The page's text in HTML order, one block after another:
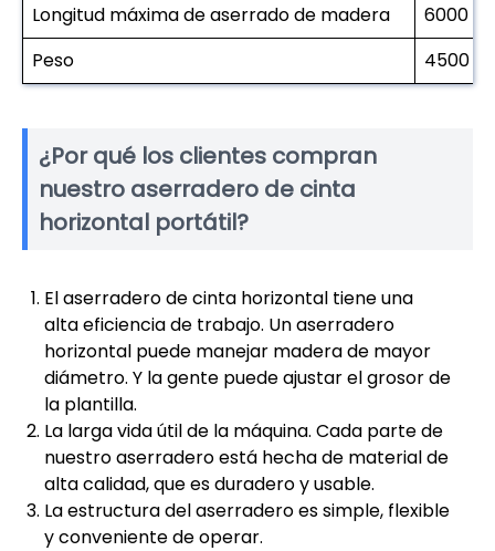
Longitud máxima de aserrado de madera
6000
Peso
4500
¿Por qué los clientes compran
nuestro aserradero de cinta
horizontal portátil?
El aserradero de cinta horizontal tiene una
alta eficiencia de trabajo. Un aserradero
horizontal puede manejar madera de mayor
diámetro. Y la gente puede ajustar el grosor de
la plantilla.
La larga vida útil de la máquina. Cada parte de
nuestro aserradero está hecha de material de
alta calidad, que es duradero y usable.
La estructura del aserradero es simple, flexible
y conveniente de operar.